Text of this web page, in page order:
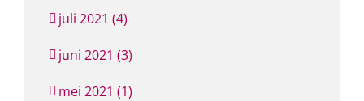
juli 2021 (4)
juni 2021 (3)
mei 2021 (1)